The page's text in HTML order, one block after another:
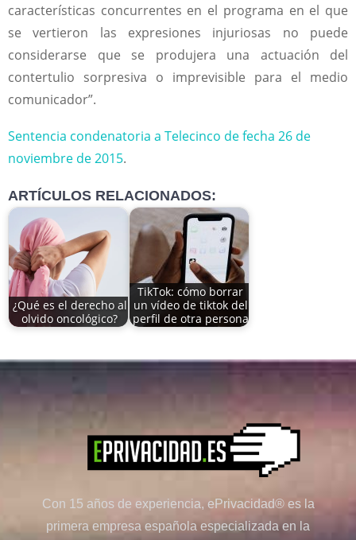
características concurrentes en el programa en el que
se vertieron las expresiones injuriosas no puede
considerarse que se produjera una actuación del
contertulio sorpresiva o imprevisible para el medio
comunicador”.
Sentencia condenatoria a Telecinco de fecha 26 de
noviembre de 2015.
ARTÍCULOS RELACIONADOS:
¿Qué es el derecho al
olvido oncológico?
TikTok: cómo borrar
un vídeo de tiktok del
perfil de otra persona
Con 15 años de experiencia, ePrivacidad® es la
primera empresa española especializada en la